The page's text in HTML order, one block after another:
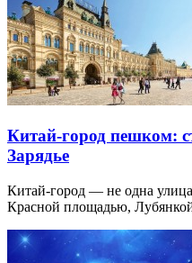
Китай-город пешком:
Зарядье
Китай-город — не одна
Красной площадью,